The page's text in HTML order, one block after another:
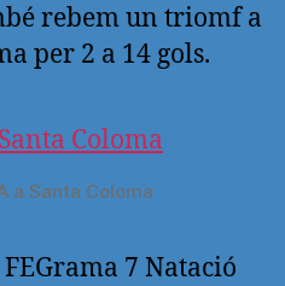
rebem un triomf a
per 2 a 14 gols.
a Santa Coloma
7 Natació